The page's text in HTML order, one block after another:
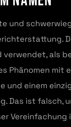
und
verwendet, als
Phänomen mit
und einem
Das ist falsch,
Vereinfachung